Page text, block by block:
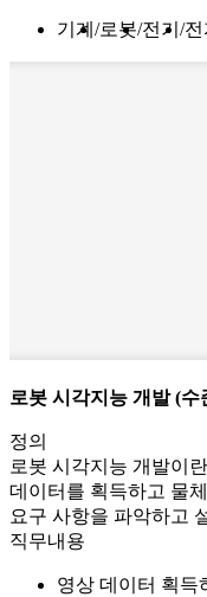
기계 로봇 전기 전
로봇 시각지능 개발(수
정의
로봇 시각지능 개발이
데이터를 획득하고 물
요구 사항을 파악하고
직무내용
영상 데이터 획득